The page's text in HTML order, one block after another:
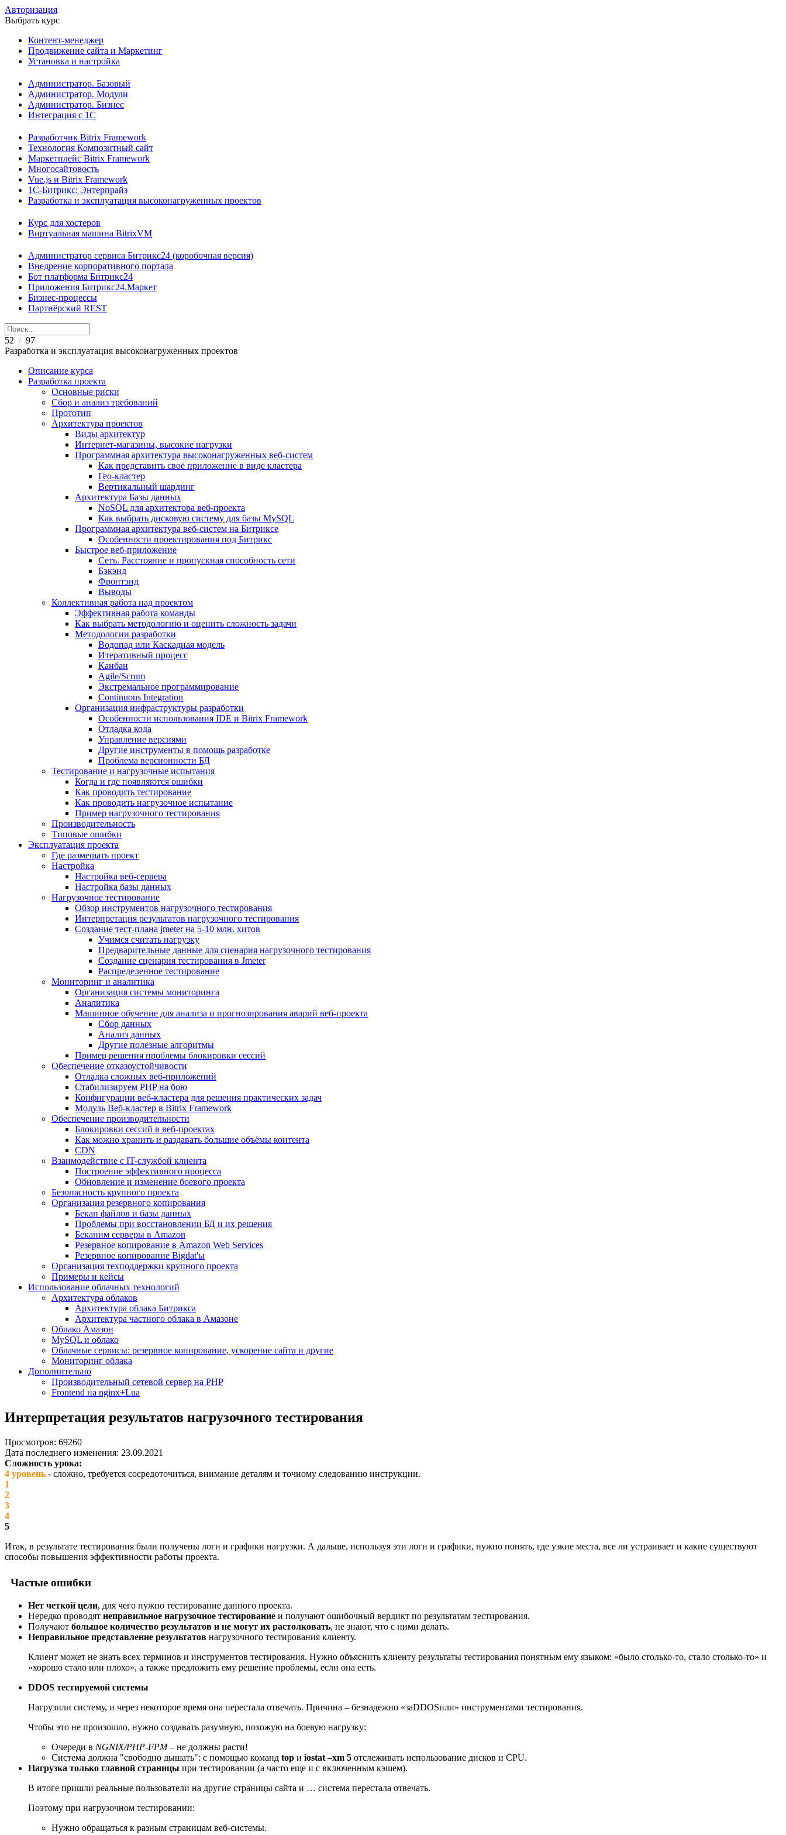
Авторизация
Выбрать курс
Контент-менеджер
Продвижение сайта и Маркетинг
Установка и настройка
Администратор. Базовый
Администратор. Модули
Администратор. Бизнес
Интеграция с 1С
Разработчик Bitrix Framework
Технология Композитный сайт
Маркетплейс Bitrix Framework
Многосайтовость
Vue.js и Bitrix Framework
1С-Битрикс: Энтерпрайз
Разработка и эксплуатация высоконагруженных проектов
Курс для хостеров
Виртуальная машина BitrixVM
Администратор сервиса Битрикс24 (коробочная версия)
Внедрение корпоративного портала
Бот платформа Битрикс24
Приложения Битрикс24.Маркет
Бизнес-процессы
Партнёрский REST
52 / 97
Разработка и эксплуатация высоконагруженных проектов
Описание курса
Разработка проекта
Основные риски
Сбор и анализ требований
Прототип
Архитектура проектов
Виды архитектур
Интернет-магазины, высокие нагрузки
Программная архитектура высоконагруженных веб-систем
Как представить своё приложение в виде кластера
Гео-кластер
Вертикальный шардинг
Архитектура Базы данных
NoSQL для архитектора веб-проекта
Как выбрать дисковую систему для базы MySQL
Программная архитектура веб-систем на Битриксе
Особенности проектирования под Битрикс
Быстрое веб-приложение
Сеть. Расстояние и пропускная способность сети
Бэкэнд
Фронтэнд
Выводы
Коллективная работа над проектом
Эффективная работа команды
Как выбрать методологию и оценить сложность задачи
Методологии разработки
Водопад или Каскадная модель
Итеративный процесс
Канбан
Agile/Scrum
Экстремальное программирование
Continuous Integration
Организация инфраструктуры разработки
Особенности использования IDE и Bitrix Framework
Отладка кода
Управление версиями
Другие инструменты в помощь разработке
Проблема версионности БД
Тестирование и нагрузочные испытания
Когда и где появляются ошибки
Как проводить тестирование
Как проводить нагрузочное испытание
Пример нагрузочного тестирования
Производительность
Типовые ошибки
Эксплуатация проекта
Где размещать проект
Настройка
Настройка веб-сервера
Настройка базы данных
Нагрузочное тестирование
Обзор инструментов нагрузочного тестирования
Интерпретация результатов нагрузочного тестирования
Создание тест-плана jmeter на 5-10 млн. хитов
Учимся считать нагрузку
Предварительные данные для сценария нагрузочного тестирования
Создание сценария тестирования в Jmeter
Распределенное тестирование
Мониторинг и аналитика
Организация системы мониторинга
Аналитика
Машинное обучение для анализа и прогнозирования аварий веб-проекта
Сбор данных
Анализ данных
Другие полезные алгоритмы
Пример решения проблемы блокировки сессий
Обеспечение отказоустойчивости
Отладка сложных веб-приложений
Стабилизируем PHP на бою
Конфигурации веб-кластера для решения практических задач
Модуль Веб-кластер в Bitrix Framework
Обеспечение производительности
Блокировки сессий в веб-проектах
Как можно хранить и раздавать большие объёмы контента
CDN
Взаимодействие с IT-службой клиента
Построение эффективного процесса
Обновление и изменение боевого проекта
Безопасность крупного проекта
Организация резервного копирования
Бекап файлов и базы данных
Проблемы при восстановлении БД и их решения
Бекапим серверы в Amazon
Резервное копирование в Amazon Web Services
Резервное копирование Bigdat'ы
Организация техподдержки крупного проекта
Примеры и кейсы
Использование облачных технологий
Архитектура облаков
Архитектура облака Битрикса
Архитектура частного облака в Амазоне
Облако Амазон
MySQL и облако
Облачные сервисы: резервное копирование, ускорение сайта и другие
Мониторинг облака
Дополнительно
Производительный сетевой сервер на PHP
Frontend на nginx+Lua
Интерпретация результатов нагрузочного тестирования
Просмотров: 69260
Дата последнего изменения: 23.09.2021
Сложность урока:
4 уровень - сложно, требуется сосредоточиться, внимание деталям и точному следованию инструкции.
1
2
3
4
5
Итак, в результате тестирования были получены логи и графики нагрузки. А дальше, используя эти логи и графики, нужно понять, где узкие места, все ли устраивает и какие существуют
способы повышения эффективности работы проекта.
Частые ошибки
Нет четкой цели, для чего нужно тестирование данного проекта.
Нередко проводят неправильное нагрузочное тестирование и получают ошибочный вердикт по результатам тестирования.
Получают большое количество результатов и не могут их растолковать, не знают, что с ними делать.
Неправильное представление результатов нагрузочного тестирования клиенту.
Клиент может не знать всех терминов и инструментов тестирования. Нужно объяснить клиенту результаты тестирования понятным ему языком: «было столько-то, стало столько-то» и
«хорошо стало или плохо», а также предложить ему решение проблемы, если она есть.
DDOS тестируемой системы
Нагрузили систему, и через некоторое время она перестала отвечать. Причина – безнадежно «заDDOSили» инструментами тестирования.
Чтобы это не произошло, нужно создавать разумную, похожую на боевую нагрузку:
Очереди в NGNIX/PHP-FPM– не должны расти!
Система должна "свободно дышать": с помощью команд top и iostat –xm 5 отслеживать использование дисков и CPU.
Нагрузка только главной страницы при тестировании (а часто еще и с включенным кэшем).
В итоге пришли реальные пользователи на другие страницы сайта и … система перестала отвечать.
Поэтому при нагрузочном тестировании:
Нужно обращаться к разным страницам веб-системы.